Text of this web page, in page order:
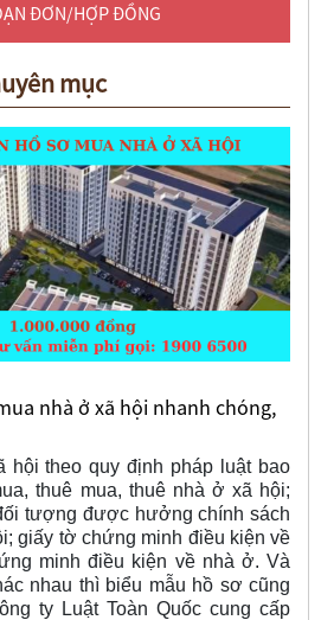
ĐƠN/HỢP ĐỒNG
mục
nhà ở xã hội nhanh chóng,
hội theo quy định pháp luật bao
thuê mua, thuê nhà ở xã hội;
tượng được hưởng chính sách
giấy tờ chứng minh điều kiện về
minh điều kiện về nhà ở. Và
nhau thì biểu mẫu hồ sơ cũng
ty Luật Toàn Quốc cung cấp